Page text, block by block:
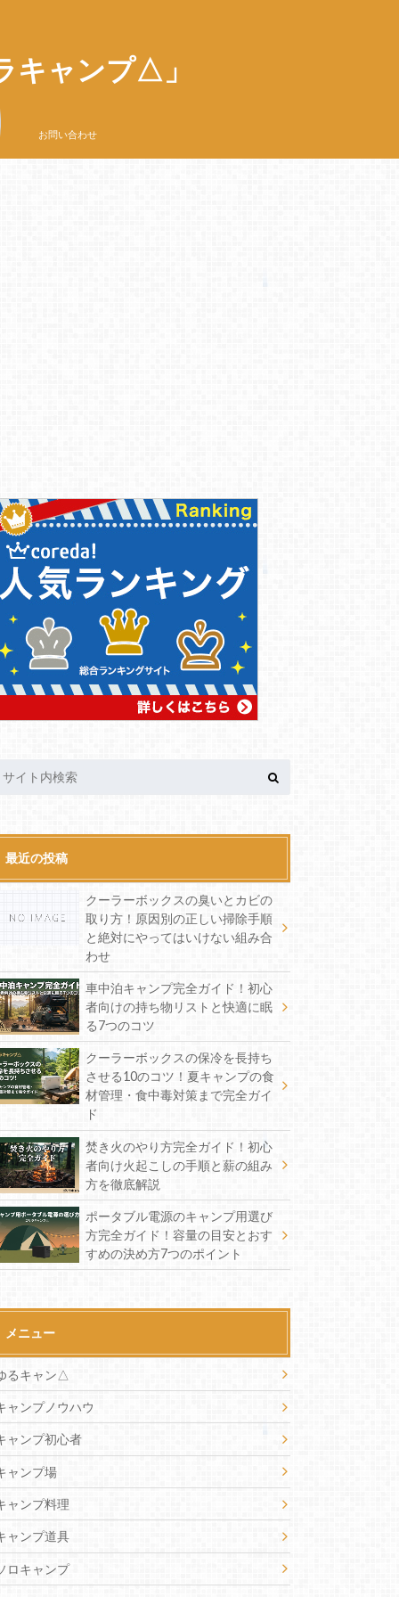
キャンプ△」
お問い合わせ
最近の投稿
クーラーボックスの臭いとカビの
取り方！原因別の正しい掃除手順
と絶対にやってはいけない組み合
わせ
車中泊キャンプ完全ガイド！初心
者向けの持ち物リストと快適に眠
る7つのコツ
クーラーボックスの保冷を長持ち
させる10のコツ！夏キャンプの食
材管理・食中毒対策まで完全ガイ
ド
焚き火のやり方完全ガイド！初心
者向け火起こしの手順と薪の組み
方を徹底解説
ポータブル電源のキャンプ用選び
方完全ガイド！容量の目安とおす
すめの決め方7つのポイント
メニュー
るキャン△
ャンプノウハウ
ャンプ初心者
ャンプ場
ャンプ料理
ャンプ道具
ロキャンプ